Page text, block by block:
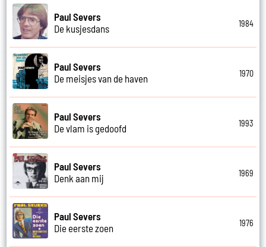
Paul Severs
De kusjesdans
1984
Paul Severs
De meisjes van de haven
1970
Paul Severs
De vlam is gedoofd
1993
Paul Severs
Denk aan mij
1969
Paul Severs
Die eerste zoen
1976